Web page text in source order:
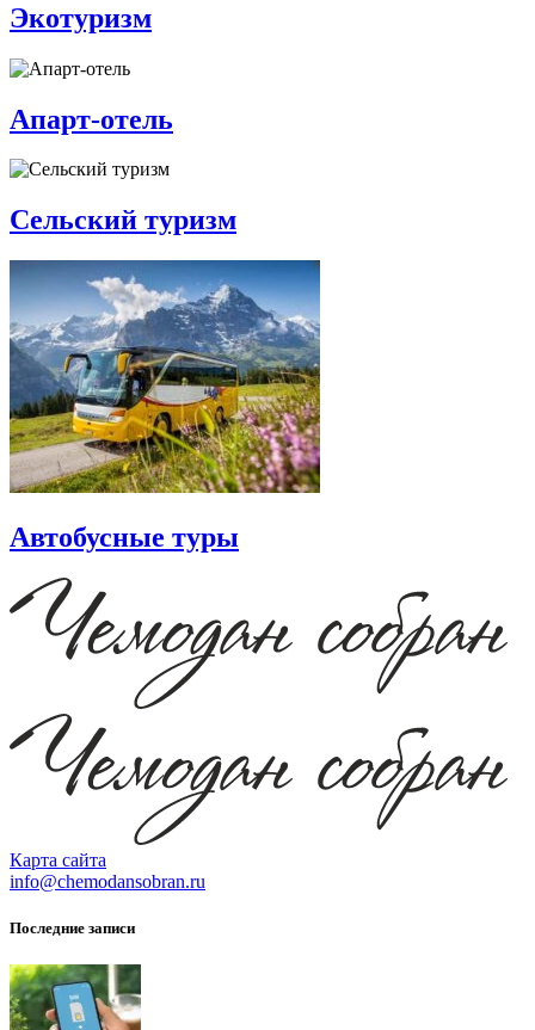
Экотуризм
Апарт-отель
Сельский туризм
Автобусные туры
Карта сайта
info@chemodansobran.ru
Последние записи